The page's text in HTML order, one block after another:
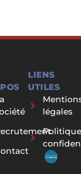
LIENS
UTILES
légales